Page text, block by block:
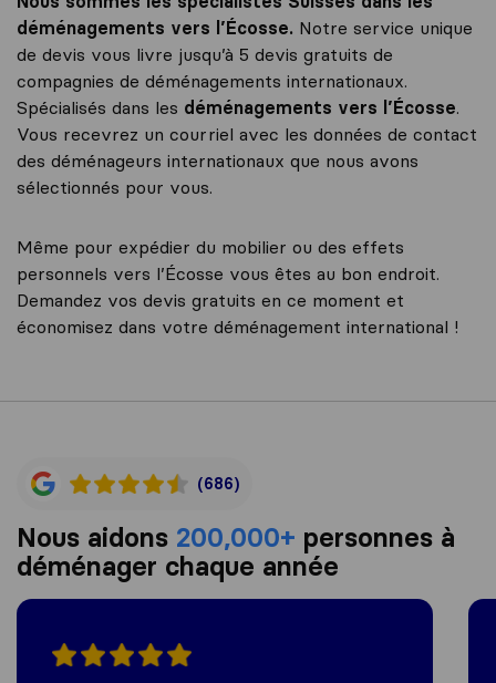
déménagements vers l’Écosse. Notre service unique
de devis vous livre jusqu’à 5 devis gratuits de
compagnies de déménagements internationaux.
Spécialisés dans les déménagements vers l’Écosse.
Vous recevrez un courriel avec les données de contact
des déménageurs internationaux que nous avons
sélectionnés pour vous.
Même pour expédier du mobilier ou des effets
personnels vers l’Écosse vous êtes au bon endroit.
Demandez vos devis gratuits en ce moment et
économisez dans votre déménagement international !
(686)
Nous aidons 200,000+ personnes à
déménager chaque année